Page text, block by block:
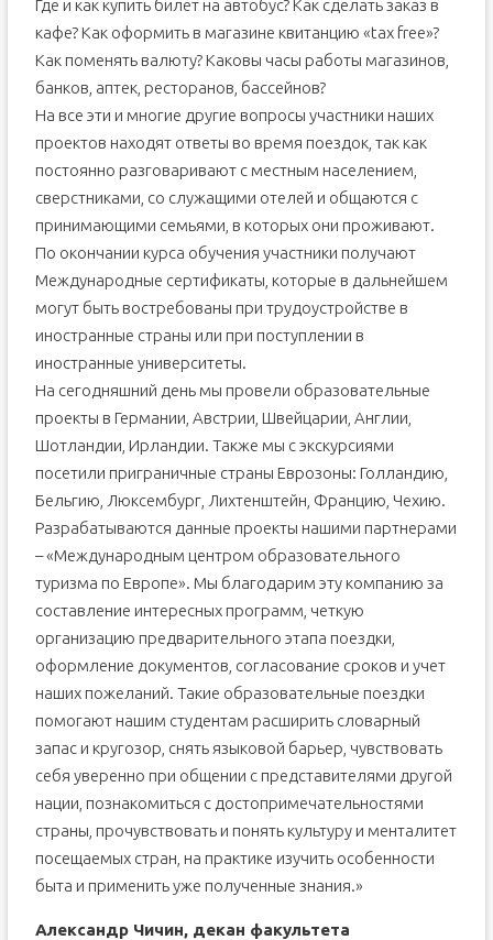
Где и как купить билет на автобус? Как сделать заказ в
кафе? Как оформить в магазине квитанцию «tax free»?
Как поменять валюту? Каковы часы работы магазинов,
банков, аптек, ресторанов, бассейнов?
На все эти и многие другие вопросы участники наших
проектов находят ответы во время поездок, так как
постоянно разговаривают с местным населением,
сверстниками, со служащими отелей и общаются с
принимающими семьями, в которых они проживают.
По окончании курса обучения участники получают
Международные сертификаты, которые в дальнейшем
могут быть востребованы при трудоустройстве в
иностранные страны или при поступлении в
иностранные университеты.
На сегодняшний день мы провели образовательные
проекты в Германии, Австрии, Швейцарии, Англии,
Шотландии, Ирландии. Также мы с экскурсиями
посетили приграничные страны Еврозоны: Голландию,
Бельгию, Люксембург, Лихтенштейн, Францию, Чехию.
Разрабатываются данные проекты нашими партнерами
– «Международным центром образовательного
туризма по Европе». Мы благодарим эту компанию за
составление интересных программ, четкую
организацию предварительного этапа поездки,
оформление документов, согласование сроков и учет
наших пожеланий. Такие образовательные поездки
помогают нашим студентам расширить словарный
запас и кругозор, снять языковой барьер, чувствовать
себя уверенно при общении с представителями другой
нации, познакомиться с достопримечательностями
страны, прочувствовать и понять культуру и менталитет
посещаемых стран, на практике изучить особенности
быта и применить уже полученные знания.»
Александр Чичин, декан факультета